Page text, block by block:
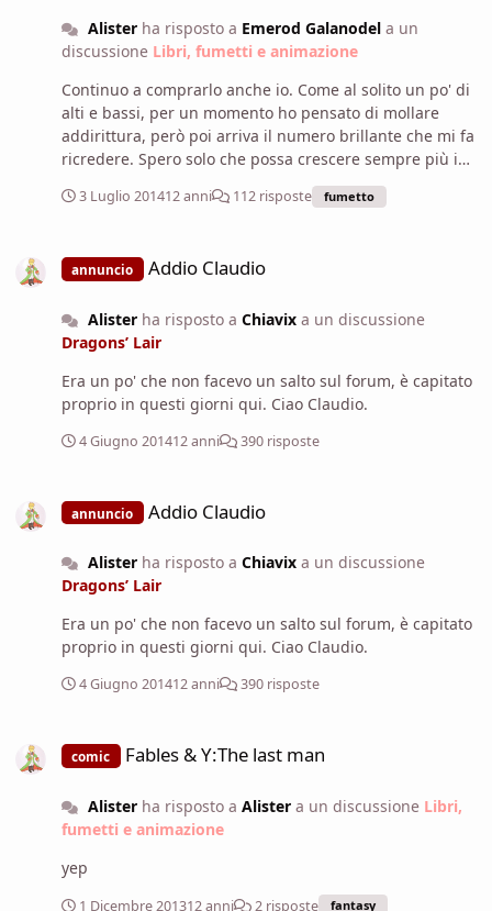
Alisterha risposto a Emerod Galanodela un
discussione Libri, fumetti e animazione
Continuo a comprarlo anche io. Come al solito un po' di
alti e bassi, per un momento ho pensato di mollare
addirittura, però poi arriva il numero brillante che mi fa
ricredere. Spero solo che possa crescere sempre più in
qualità delle storie, e soprattutto che il personaggio
principale acquisisca qualche caratteristica che lo renda
3 Luglio 201412 anni 112 risposte fumetto
annuncio Addio Claudio
Alisterha risposto a Chiavixa un discussione
Dragons’ Lair
Era un po' che non facevo un salto sul forum, è capitato
proprio in questi giorni qui. Ciao Claudio.
4 Giugno 201412 anni 390 risposte
annuncio Addio Claudio
Alisterha risposto a Chiavixa un discussione
Dragons’ Lair
Era un po' che non facevo un salto sul forum, è capitato
proprio in questi giorni qui. Ciao Claudio.
4 Giugno 201412 anni 390 risposte
comic Fables & Y:The last man
Alisterha risposto a Alistera un discussione Libri,
fumetti e animazione
yep
1 Dicembre 201312 anni 2 risposte fantasy